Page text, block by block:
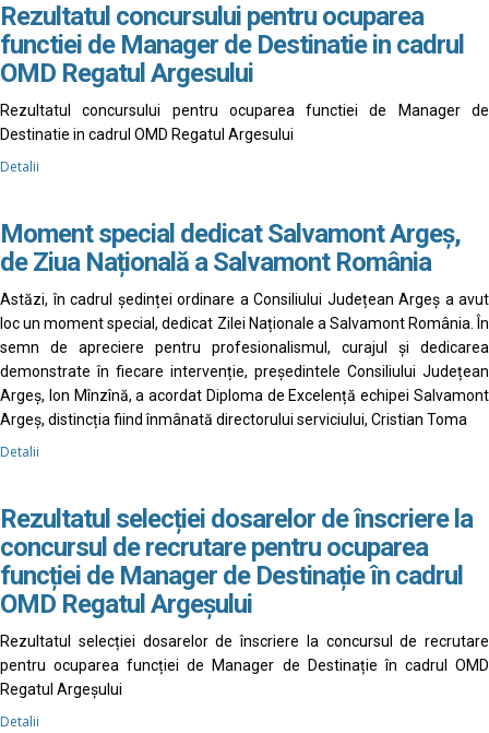
Rezultatul concursului pentru ocuparea
functiei de Manager de Destinatie in cadrul
OMD Regatul Argesului
Rezultatul concursului pentru ocuparea functiei de Manager de
Destinatie in cadrul OMD Regatul Argesului
Detalii
Moment special dedicat Salvamont Argeș,
de Ziua Națională a Salvamont România
Astăzi, în cadrul ședinței ordinare a Consiliului Județean Argeș a avut
loc un moment special, dedicat Zilei Naționale a Salvamont România. În
semn de apreciere pentru profesionalismul, curajul și dedicarea
demonstrate în fiecare intervenție, președintele Consiliului Județean
Argeș, Ion Mînzînă, a acordat Diploma de Excelență echipei Salvamont
Argeș, distincția fiind înmânată directorului serviciului, Cristian Toma
Detalii
Rezultatul selecției dosarelor de înscriere la
concursul de recrutare pentru ocuparea
funcției de Manager de Destinație în cadrul
OMD Regatul Argeșului
Rezultatul selecției dosarelor de înscriere la concursul de recrutare
pentru ocuparea funcției de Manager de Destinație în cadrul OMD
Regatul Argeșului
Detalii